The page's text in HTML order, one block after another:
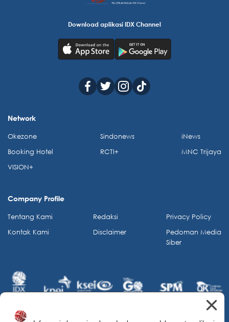
Download aplikasi IDX Channel
Network
Okezone
Booking Hotel
VISION+
Sindonews
RCTI+
iNews
MNC Trijaya
Company Profile
Tentang Kami
Kontak Kami
Redaksi
Disclaimer
Privacy Policy
Pedoman Media
Siber